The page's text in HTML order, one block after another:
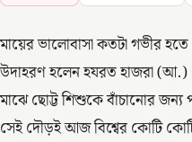
মায়ের ভালোবাসা কতটা গভীর
উদাহরণ হলেন হযরত হাজরা
মাঝে ছোট্ট শিশুকে বাঁচানোর
সেই দৌড়ই আজ বিশ্বের কোটি